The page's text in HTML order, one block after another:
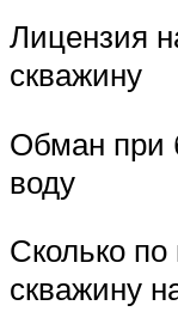
Лицензия
скважину
Обман при
воду
Сколько
скважину